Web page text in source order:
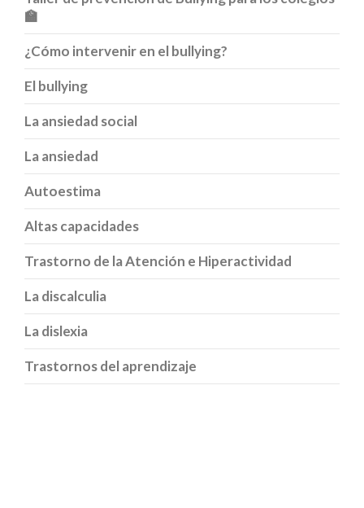
🏫
¿Cómo intervenir en el bullying?
El bullying
La ansiedad social
La ansiedad
Autoestima
Altas capacidades
Trastorno de la Atención e Hiperactividad
La discalculia
La dislexia
Trastornos del aprendizaje